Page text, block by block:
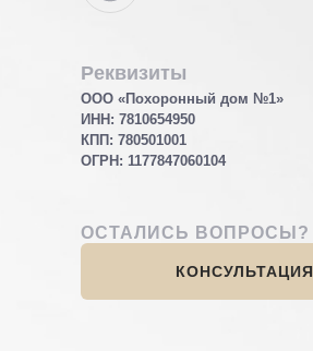
ОСТАЛИСЬ ВОПРОСЫ?
КОНСУЛЬТАЦИЯ
Реквизиты
ООО «Похоронный дом №1»
ИНН: 7810654950
КПП: 780501001
ОГРН: 1177847060104